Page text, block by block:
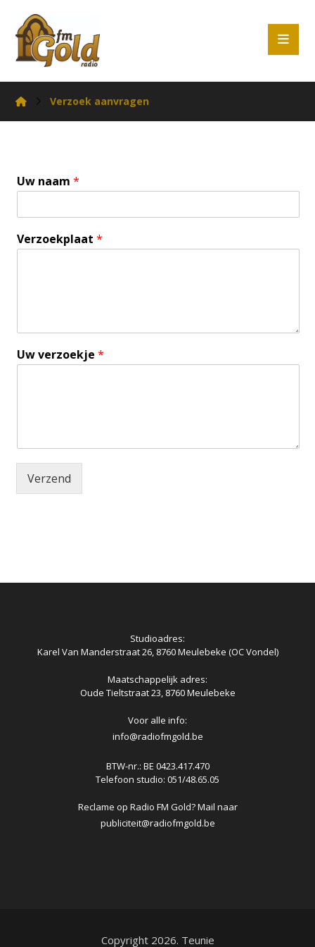
Verzoek aanvragen
Uw naam*
Verzoekplaat*
Uw verzoekje*
Verzend
Studioadres:
Karel Van Manderstraat 26, 8760 Meulebeke (OC Vondel)
Maatschappelijk adres:
Oude Tieltstraat 23, 8760 Meulebeke
Voor alle info:
info@radiofmgold.be
BTW-nr.: BE 0423.417.470
Telefoon studio: 051/48.65.05
Reclame op Radio FM Gold? Mail naar
publiciteit@radiofmgold.be
Copyright 2026. Teunie